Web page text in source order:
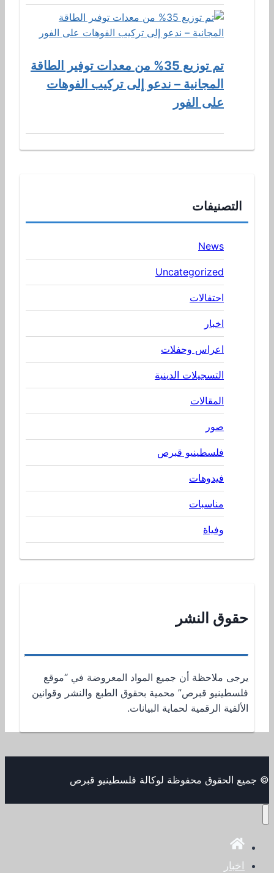
تم توزيع 35% من معدات توفير الطاقة
المجانية – ندعو إلى تركيب الفوهات
على الفور
التصنيفات
News
Uncategorized
احتفالات
اخبار
اعراس وحفلات
التسجيلات الدينية
المقالات
صور
فلسطينيو قبرص
فيدوهات
مناسبات
وفياة
حقوق النشر
يرجى ملاحظة أن جميع المواد المعروضة في “موقع
فلسطينيو قبرص” محمية بحقوق الطبع والنشر وقوانين
الألفية الرقمية لحماية البيانات.
© جميع الحقوق محفوظة لوكالة فلسطينيو قبرص
اخبار